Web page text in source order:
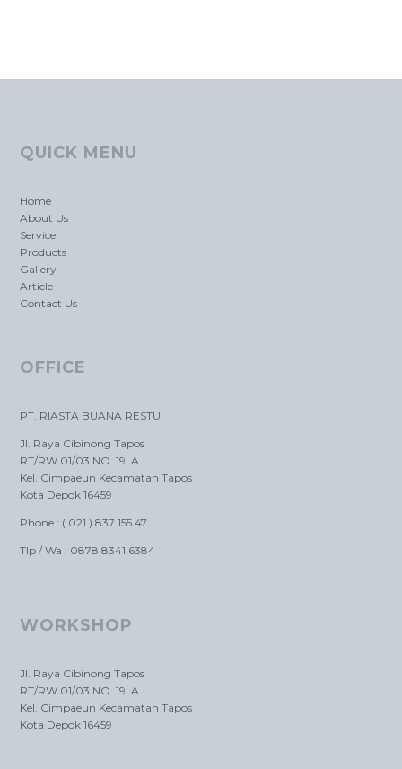
QUICK MENU
Home
About Us
Service
Products
Gallery
Article
Contact Us
OFFICE
PT. RIASTA BUANA RESTU
Jl. Raya Cibinong Tapos
RT/RW 01/03 NO. 19. A
Kel. Cimpaeun Kecamatan Tapos
Kota Depok 16459
Phone : ( 021 ) 837 155 47
Tlp / Wa : 0878 8341 6384
WORKSHOP
Jl. Raya Cibinong Tapos
RT/RW 01/03 NO. 19. A
Kel. Cimpaeun Kecamatan Tapos
Kota Depok 16459